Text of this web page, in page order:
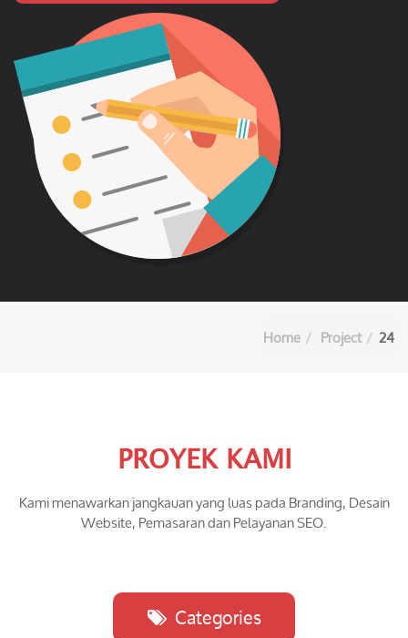
Home Project 24
PROYEK KAMI
Kami menawarkan jangkauan yang luas pada Branding, Desain
Website, Pemasaran dan Pelayanan SEO.
Categories